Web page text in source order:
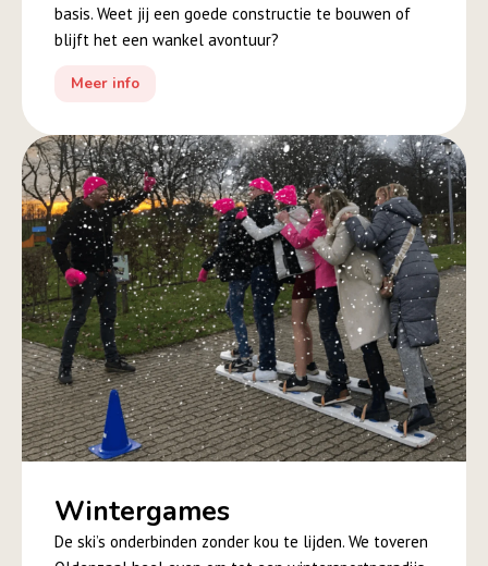
basis. Weet jij een goede constructie te bouwen of
blijft het een wankel avontuur?
Meer info
Wintergames
De ski’s onderbinden zonder kou te lijden. We toveren